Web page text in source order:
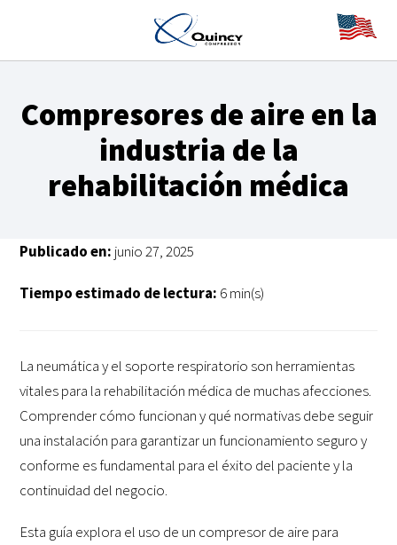
Compresores de aire en la
industria de la
rehabilitación médica
Publicado en: junio 27, 2025
Tiempo estimado de lectura: 6 min(s)
La neumática y el soporte respiratorio son herramientas
vitales para la rehabilitación médica de muchas afecciones.
Comprender cómo funcionan y qué normativas debe seguir
una instalación para garantizar un funcionamiento seguro y
conforme es fundamental para el éxito del paciente y la
continuidad del negocio.
Esta guía explora el uso de un compresor de aire para